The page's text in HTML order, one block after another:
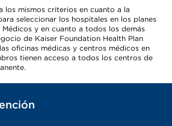
los mismos criterios en cuanto a la
seleccionar los hospitales en los planes
y en cuanto a todos los demás
de Kaiser Foundation Health Plan
oficinas médicas y centros médicos en
tienen acceso a todos los centros de